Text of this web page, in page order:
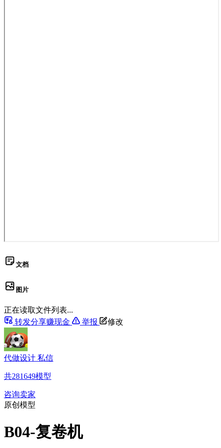
文档
图片
正在读取文件列表...
转发分享赚现金
举报 修改
代做设计 私信
共281649模型
咨询卖家
原创模型
B04-复卷机